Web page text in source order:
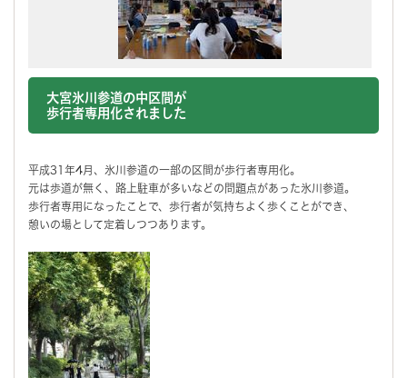
大宮氷川参道の中区間が
歩行者専用化されました
平成31年4月、氷川参道の一部の区間が歩行者専用化。
元は歩道が無く、路上駐車が多いなどの問題点があった氷川参道。
歩行者専用になったことで、歩行者が気持ちよく歩くことができ、
憩いの場として定着しつつあります。